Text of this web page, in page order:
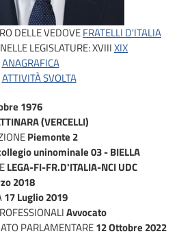
DELLE VEDOVEFRATELLI D'ITALIA
LEGISLATURE:XVIIIXIX
ANAGRAFICA
ATTIVITÀ SVOLTA
1976
(VERCELLI)
Piemonte 2
uninominale 03 - BIELLA
LEGA-FI-FR.D'ITALIA-NCI UDC
2018
17 Luglio 2019
Avvocato
PARLAMENTARE12 Ottobre 2022